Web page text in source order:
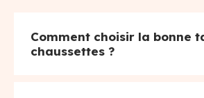
Comment choisir la bonne
chaussettes ?